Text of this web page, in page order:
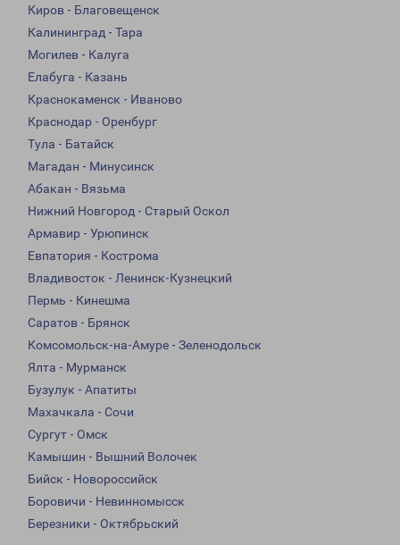
Киров - Благовещенск
Калининград - Тара
Могилев - Калуга
Елабуга - Казань
Краснокаменск - Иваново
Краснодар - Оренбург
Тула - Батайск
Магадан - Минусинск
Абакан - Вязьма
Нижний Новгород - Старый Оскол
Армавир - Урюпинск
Евпатория - Кострома
Владивосток - Ленинск-Кузнецкий
Пермь - Кинешма
Саратов - Брянск
Комсомольск-на-Амуре - Зеленодольск
Ялта - Мурманск
Бузулук - Апатиты
Махачкала - Сочи
Сургут - Омск
Камышин - Вышний Волочек
Бийск - Новороссийск
Боровичи - Невинномысск
Березники - Октябрьский